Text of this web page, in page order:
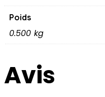
Poids
0.500 kg
Avis